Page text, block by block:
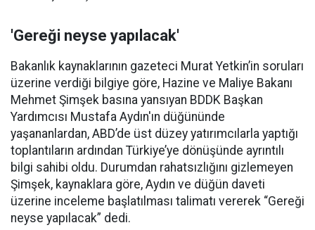
'Gereği neyse yapılacak'
Bakanlık kaynaklarının gazeteci Murat Yetkin’in soruları
üzerine verdiği bilgiye göre, Hazine ve Maliye Bakanı
Mehmet Şimşek basına yansıyan BDDK Başkan
Yardımcısı Mustafa Aydın'ın düğününde
yaşananlardan, ABD’de üst düzey yatırımcılarla yaptığı
toplantıların ardından Türkiye’ye dönüşünde ayrıntılı
bilgi sahibi oldu. Durumdan rahatsızlığını gizlemeyen
Şimşek, kaynaklara göre, Aydın ve düğün daveti
üzerine inceleme başlatılması talimatı vererek “Gereği
neyse yapılacak” dedi.